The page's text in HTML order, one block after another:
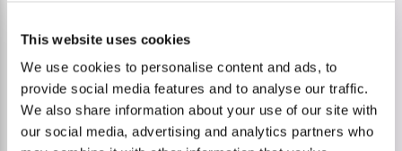
This website uses cookies
We use cookies to personalise content and ads, to
provide social media features and to analyse our traffic.
We also share information about your use of our site with
our social media, advertising and analytics partners who